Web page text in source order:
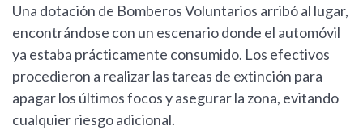
Una dotación de Bomberos Voluntarios arribó al lugar,
encontrándose con un escenario donde el automóvil
ya estaba prácticamente consumido. Los efectivos
procedieron a realizar las tareas de extinción para
apagar los últimos focos y asegurar la zona, evitando
cualquier riesgo adicional.